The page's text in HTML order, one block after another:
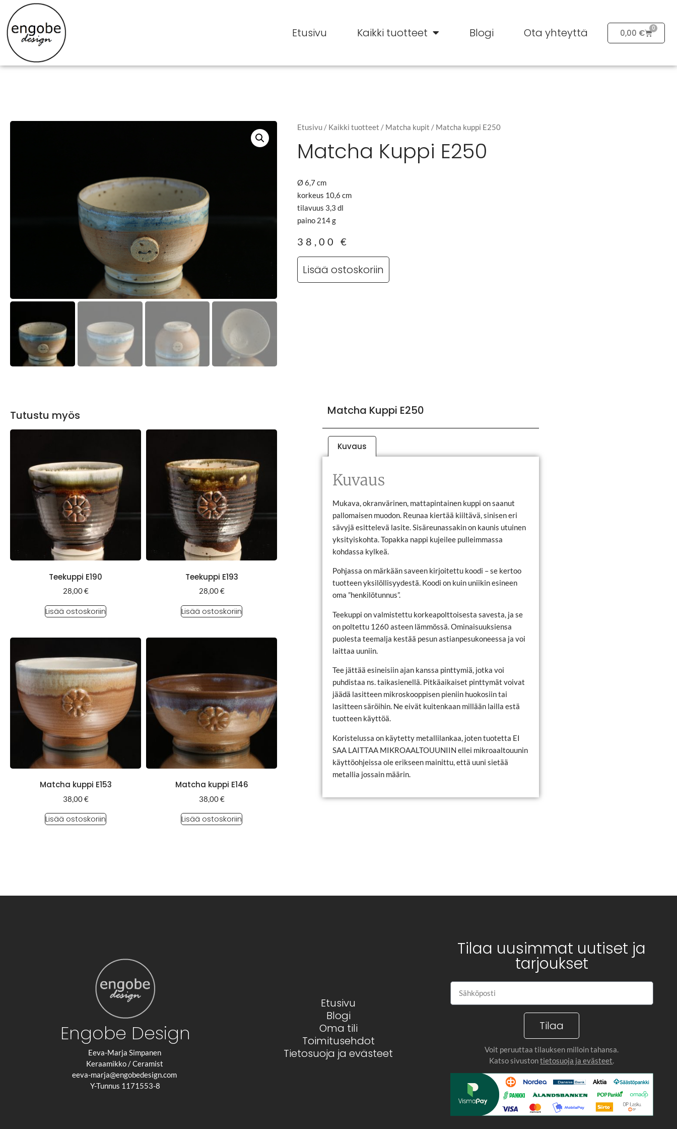
Etusivu Kaikki tuotteet Blogi Ota yhteyttä 0,00 € 0
Etusivu / Kaikki tuotteet / Matcha kupit / Matcha kuppi E250
Matcha Kuppi E250
Ø 6,7 cm
korkeus 10,6 cm
tilavuus 3,3 dl
paino 214 g
38,00 €
Lisää ostoskoriin
Tutustu myös
Teekuppi E190
28,00€
Lisää ostoskoriin
Teekuppi E193
28,00€
Lisää ostoskoriin
Matcha kuppi E153
38,00€
Lisää ostoskoriin
Matcha kuppi E146
38,00€
Lisää ostoskoriin
Matcha Kuppi E250
Kuvaus
Kuvaus
Mukava, okranvärinen, mattapintainen kuppi on saanut
pallomaisen muodon. Reunaa kiertää kiiltävä, sinisen eri
sävyjä esittelevä lasite. Sisäreunassakin on kaunis utuinen
yksityiskohta. Topakka nappi kujeilee pulleimmassa
kohdassa kylkeä.
Pohjassa on märkään saveen kirjoitettu koodi – se kertoo
tuotteen yksilöllisyydestä. Koodi on kuin uniikin esineen
oma ”henkilötunnus”.
Teekuppi on valmistettu korkeapolttoisesta savesta, ja se
on poltettu 1260 asteen lämmössä. Ominaisuuksiensa
puolesta teemalja kestää pesun astianpesukoneessa ja voi
laittaa uuniin.
Tee jättää esineisiin ajan kanssa pinttymiä, jotka voi
puhdistaa ns. taikasienellä. Pitkäaikaiset pinttymät voivat
jäädä lasitteen mikroskooppisen pieniin huokosiin tai
lasitteen säröihin. Ne eivät kuitenkaan millään lailla estä
tuotteen käyttöä.
Koristelussa on käytetty metallilankaa, joten tuotetta EI
SAA LAITTAA MIKROAALTOUUNIIN ellei mikroaaltouunin
käyttöohjeissa ole erikseen mainittu, että uuni sietää
metallia jossain määrin.
Engobe Design
Eeva-Marja Simpanen
Keraamikko / Ceramist
eeva-marja@engobedesign.com
Y-Tunnus 1171553-8
Etusivu
Blogi
Oma tili
Toimitusehdot
Tietosuoja ja evästeet
Tilaa uusimmat uutiset ja
tarjoukset
Tilaa
Voit peruuttaa tilauksen milloin tahansa.
Katso sivustontietosuoja ja evästeet.